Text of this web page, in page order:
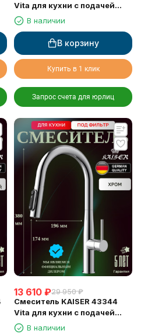
Vita для кухни с подачей
фильтрованной воды
В наличии
В корзину
Купить в 1 клик
Запрос счета для юрлиц
13 610 ₽29 950 ₽
Смеситель KAISER 43344
Vita для кухни с подачей
фильтрованной воды
В наличии